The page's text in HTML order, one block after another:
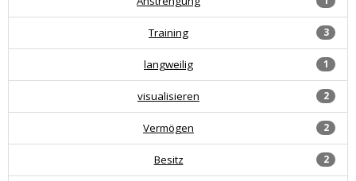
3
Training
1
langweilig
2
visualisieren
2
Vermögen
2
Besitz